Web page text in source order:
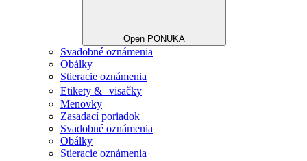
Open PONUKA
Svadobné oznámenia
Obálky
Stieracie oznámenia
Etikety & visačky
Menovky
Zasadací poriadok
Svadobné oznámenia
Obálky
Stieracie oznámenia